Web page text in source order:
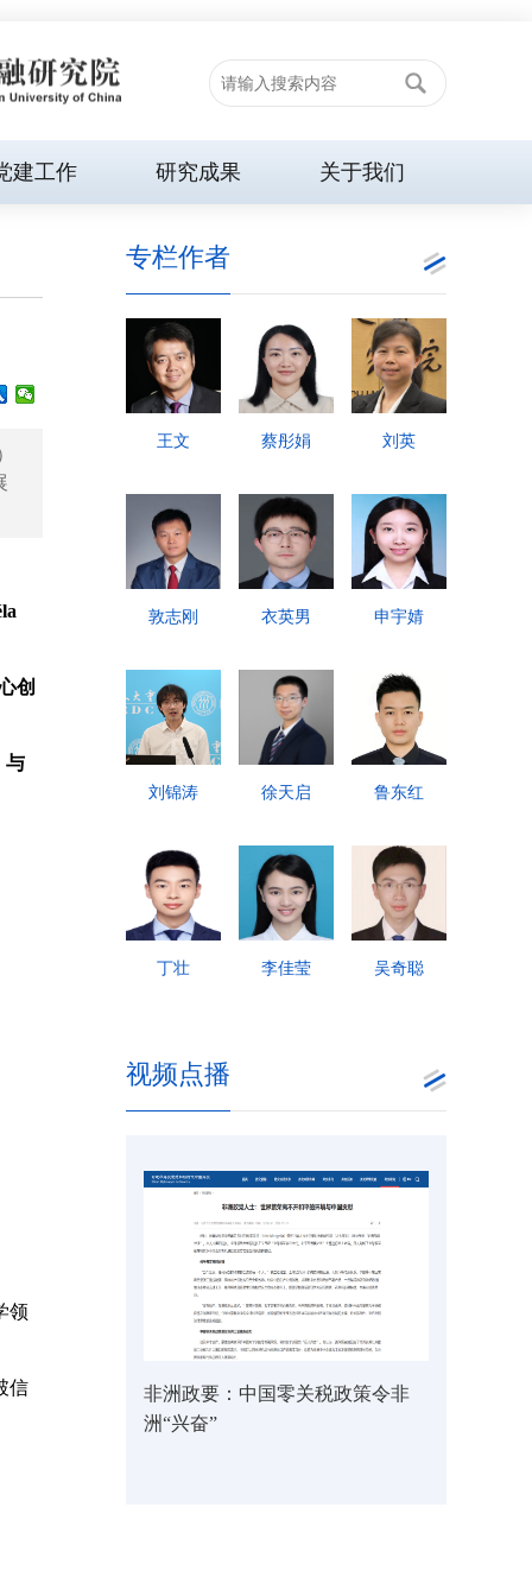
建工作 研究成果 关于我们
创
与
领
信
专栏作者
王文 蔡彤娟 刘英
敦志刚 衣英男 申宇婧
刘锦涛 徐天启 鲁东红
丁壮 李佳莹 吴奇聪
视频点播
非洲政要：中国零关税政策令非
洲“兴奋”